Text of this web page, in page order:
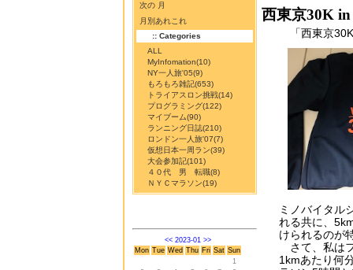
次の 月
月別あれこれ
:: Categories
ALL
MyInfomation(10)
NY一人旅'05(9)
もろもろ雑記(653)
トライアスロン挑戦(14)
プログラミング(122)
マイブーム(90)
ランニング日誌(210)
ロンドン一人旅'07(7)
仮想日本一周ラン(39)
大会参加記(101)
４０代 男 転職(8)
ＮＹＣマラソン(19)
<< 2023-01 >>
Mon Tue Wed Thu Fri Sat Sun
1
西東京30K
「西東京
ミノバイタル
れる共に、
けられるのが
さて、私は
1kmあたり何